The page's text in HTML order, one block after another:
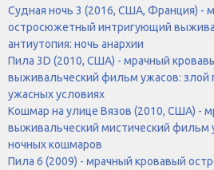
Судная ночь 3 (2016, США, Франция) -
остросюжетный интригующий
антиутопия: ночь анархии
Пила 3D (2010, США) - мрачный
выживальческий фильм ужасов: злой
ужасных условиях
Кошмар на улице Вязов (2010, США) -
выживальческий мистический фильм
ночных кошмаров
Пила 6 (2009) - мрачный кровавый